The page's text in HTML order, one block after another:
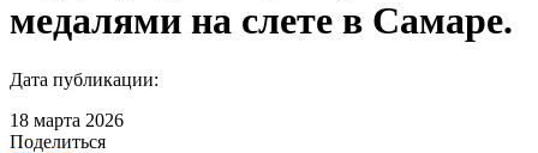
медалями на слете в Самаре.
Дата публикации:
18 марта 2026
Поделиться